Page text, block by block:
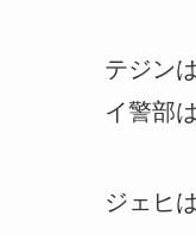
テジン
イ警部
ジェヒ